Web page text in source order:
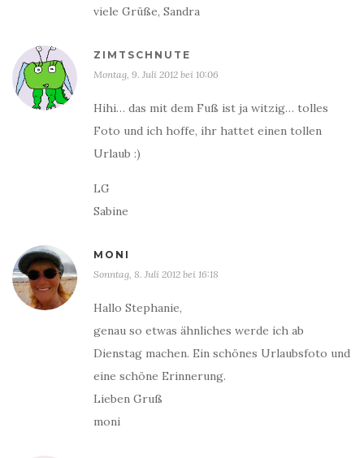
viele Grüße, Sandra
ZIMTSCHNUTE
Montag, 9. Juli 2012 bei 10:06
Hihi… das mit dem Fuß ist ja witzig… tolles
Foto und ich hoffe, ihr hattet einen tollen
Urlaub :)
LG
Sabine
MONI
Sonntag, 8. Juli 2012 bei 16:18
Hallo Stephanie,
genau so etwas ähnliches werde ich ab
Dienstag machen. Ein schönes Urlaubsfoto und
eine schöne Erinnerung.
Lieben Gruß
moni